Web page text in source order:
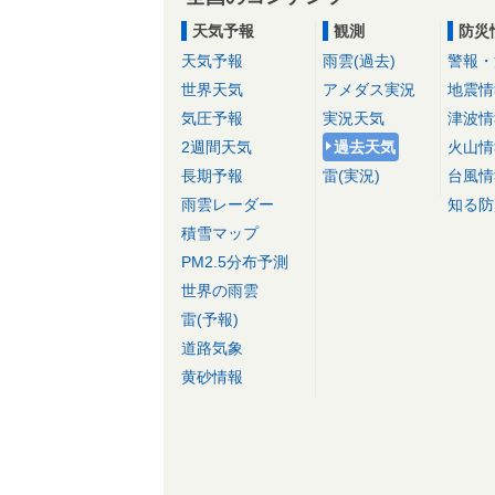
天気予報
天気予報
世界天気
気圧予報
2週間天気
長期予報
雨雲レーダー
積雪マップ
PM2.5分布予測
世界の雨雲
雷(予報)
道路気象
黄砂情報
観測
雨雲(過去)
アメダス実況
実況天気
過去天気
雷(実況)
防災
警報
地震
津波
火山
台風
知る